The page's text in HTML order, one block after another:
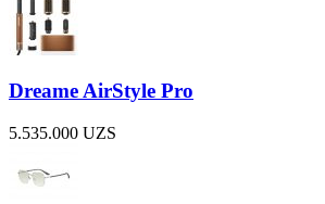
Dreame AirStyle Pro
5.535.000 UZS